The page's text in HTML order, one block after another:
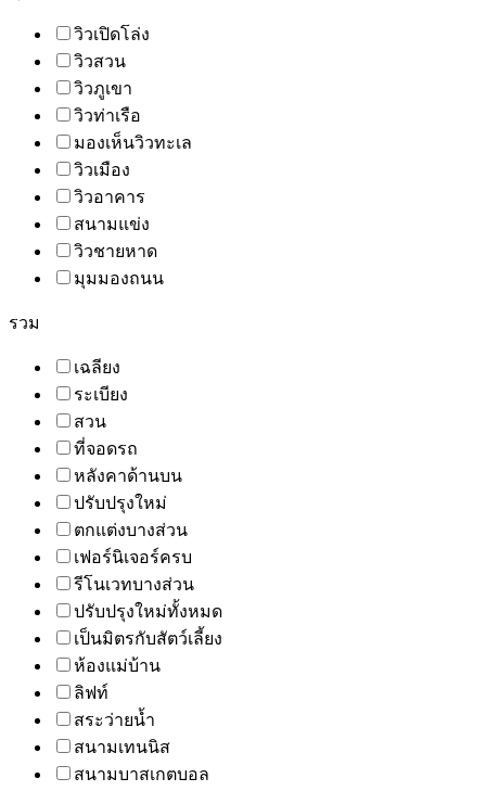
วิวเปิดโล่ง
วิวสวน
วิวภูเขา
วิวท่าเรือ
มองเห็นวิวทะเล
วิวเมือง
วิวอาคาร
สนามแข่ง
วิวชายหาด
มุมมองถนน
รวม
เฉลียง
ระเบียง
สวน
ที่จอดรถ
หลังคาด้านบน
ปรับปรุงใหม่
ตกแต่งบางส่วน
เฟอร์นิเจอร์ครบ
รีโนเวทบางส่วน
ปรับปรุงใหม่ทั้งหมด
เป็นมิตรกับสัตว์เลี้ยง
ห้องแม่บ้าน
ลิฟท์
สระว่ายน้ำ
สนามเทนนิส
สนามบาสเกตบอล